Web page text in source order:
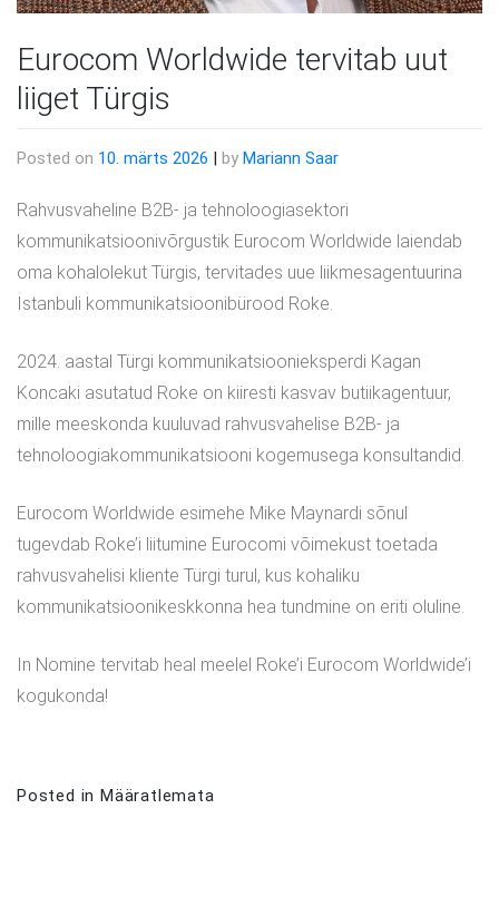
Eurocom Worldwide tervitab uut
liiget Türgis
Posted on 10. märts 2026 | by Mariann Saar
Rahvusvaheline B2B- ja tehnoloogiasektori
kommunikatsioonivõrgustik Eurocom Worldwide laiendab
oma kohalolekut Türgis, tervitades uue liikmesagentuurina
Istanbuli kommunikatsioonibürood Roke.
2024. aastal Türgi kommunikatsioonieksperdi Kagan
Koncaki asutatud Roke on kiiresti kasvav butiikagentuur,
mille meeskonda kuuluvad rahvusvahelise B2B- ja
tehnoloogiakommunikatsiooni kogemusega konsultandid.
Eurocom Worldwide esimehe Mike Maynardi sõnul
tugevdab Roke’i liitumine Eurocomi võimekust toetada
rahvusvahelisi kliente Türgi turul, kus kohaliku
kommunikatsioonikeskkonna hea tundmine on eriti oluline.
In Nomine tervitab heal meelel Roke’i Eurocom Worldwide’i
kogukonda!
Posted in Määratlemata